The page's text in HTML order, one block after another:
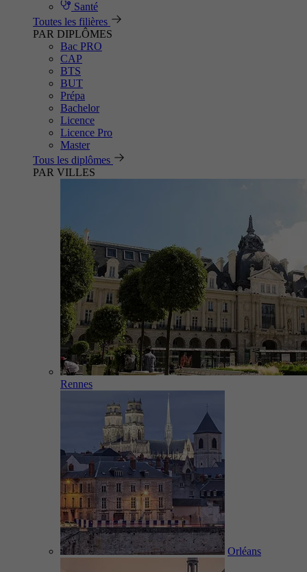
Santé
Toutes les filières
PAR DIPLÔMES
Bac PRO
CAP
BTS
BUT
Prépa
Bachelor
Licence
Licence Pro
Master
Tous les diplômes
PAR VILLES
Rennes
Orléans